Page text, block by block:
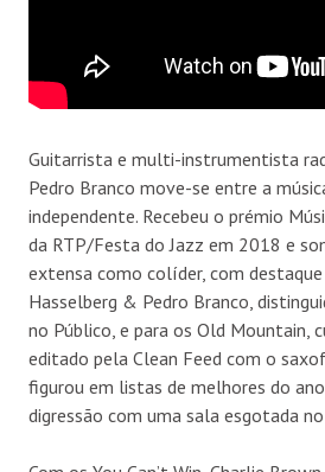
Guitarrista e multi-instrumentista
Pedro Branco move-se entre a
independente. Recebeu o prémio
da RTP/Festa do Jazz em 2018 e
extensa como colíder, com
Hasselberg & Pedro Branco,
no Público, e para os Old Mountain,
editado pela Clean Feed com o
figurou em listas de melhores do
digressão com uma sala esgotada no